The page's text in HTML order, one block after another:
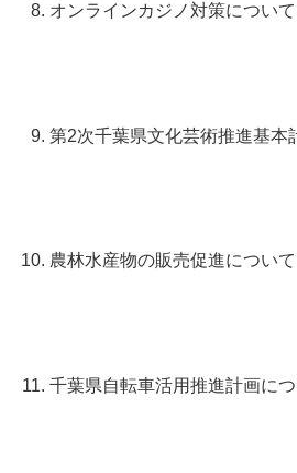
オンラインカジノ対策について
第2次千葉県文化芸術推進基本
農林水産物の販売促進について
千葉県自転車活用推進計画に